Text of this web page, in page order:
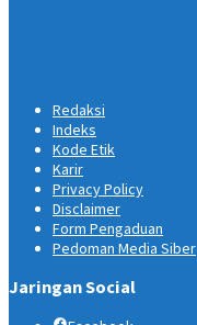
Redaksi
Indeks
Kode Etik
Karir
Privacy Policy
Disclaimer
Form Pengaduan
Pedoman Media Siber
Jaringan Social